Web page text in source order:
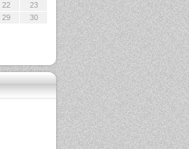
22
23
29
30